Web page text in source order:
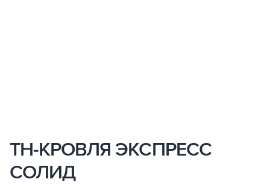
ТН-КРОВЛЯ ЭКСПРЕСС
СОЛИД